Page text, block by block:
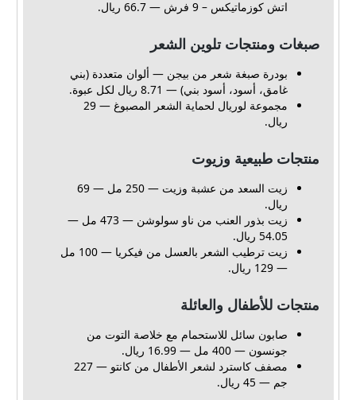
اتش كوزماتيكس – 9 فرش — 66.7 ريال.
صبغات ومنتجات تلوين الشعر
بودرة صبغة شعر من بيجن — ألوان متعددة (بني
غامق، أسود، أسود بني) — 8.71 ريال لكل عبوة.
مجموعة لوريال لحماية الشعر المصبوغ — 29
ريال.
منتجات طبيعية وزيوت
زيت السعد من عشبة وزيت — 250 مل — 69
ريال.
زيت بذور العنب من ناو سولوشن — 473 مل —
54.05 ريال.
زيت ترطيب الشعر بالعسل من فيكريا — 100 مل
— 129 ريال.
منتجات للأطفال والعائلة
صابون سائل للاستحمام مع خلاصة التوت من
جونسون — 400 مل — 16.99 ريال.
مصفف كاسترد لشعر الأطفال من كانتو — 227
جم — 45 ريال.